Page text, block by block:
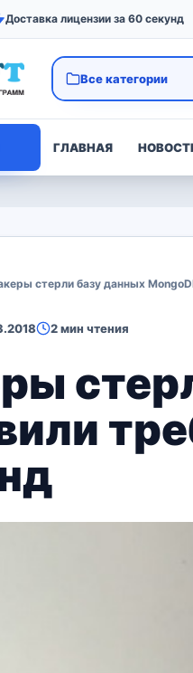
Доставка лицензии за 60 секунд
ГЛАВНАЯ
стерли базу данных
2 мин чтения